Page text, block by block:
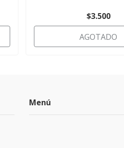
$3.500
AGOTADO
Menú